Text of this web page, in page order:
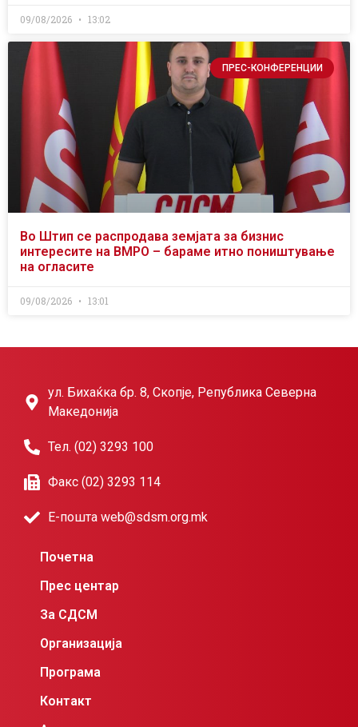
09/08/2026 13:02
ПРЕС-КОНФЕРЕНЦИИ
Во Штип се распродава земјата за бизнис
интересите на ВМРО – бараме итно поништување
на огласите
09/08/2026 13:01
ул. Бихаќка бр. 8, Скопје, Република Северна
Македонија
Тел. (02) 3293 100
Факс (02) 3293 114
Е-пошта web@sdsm.org.mk
Почетна
Прес центар
За СДСМ
Организација
Програма
Контакт